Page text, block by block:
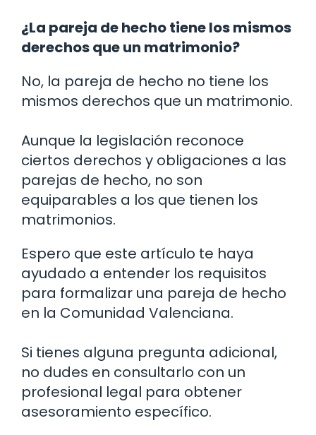
¿La pareja de hecho tiene los mismos
derechos que un matrimonio?
No, la pareja de hecho no tiene los
mismos derechos que un matrimonio.
Aunque la legislación reconoce
ciertos derechos y obligaciones a las
parejas de hecho, no son
equiparables a los que tienen los
matrimonios.
Espero que este artículo te haya
ayudado a entender los requisitos
para formalizar una pareja de hecho
en la Comunidad Valenciana.
Si tienes alguna pregunta adicional,
no dudes en consultarlo con un
profesional legal para obtener
asesoramiento específico.